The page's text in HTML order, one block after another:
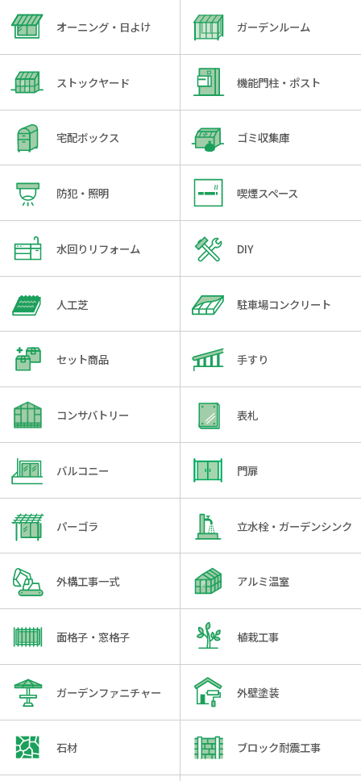
オーニング・日よけ ガーデンルーム
ストックヤード 機能門柱・ポスト
宅配ボックス ゴミ収集庫
防犯・照明 喫煙スペース
水回りリフォーム DIY
人工芝 駐車場コンクリート
セット商品 手すり
コンサバトリー 表札
バルコニー 門扉
パーゴラ 立水栓・ガーデンシンク
外構工事一式 アルミ温室
面格子・窓格子 植栽工事
ガーデンファニチャー 外壁塗装
石材 ブロック耐震工事